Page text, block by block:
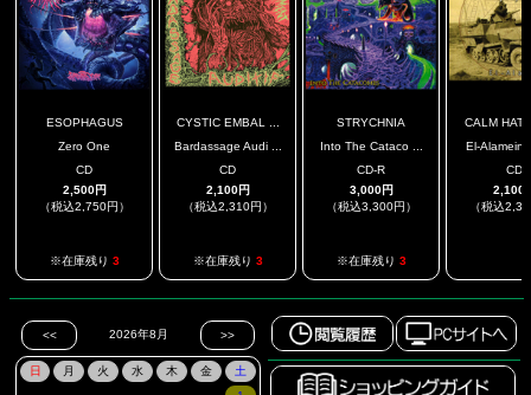
ESOPHAGUS
Zero One
CD
2,500円
（税込2,750円）
※在庫残り 3
CYSTIC EMBAL ...
Bardassage Audi ...
CD
2,100円
（税込2,310円）
※在庫残り 3
STRYCHNIA
Into The Cataco ...
CD-R
3,000円
（税込3,300円）
※在庫残り 3
CALM
El-Alamein
CD
2,100
（税込